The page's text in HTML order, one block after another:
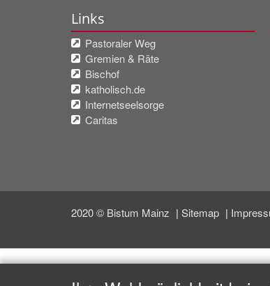
Links
Pastoraler Weg
Gremien & Räte
Bischof
katholisch.de
Internetseelsorge
Caritas
2020 © Bistum Mainz Sitemap